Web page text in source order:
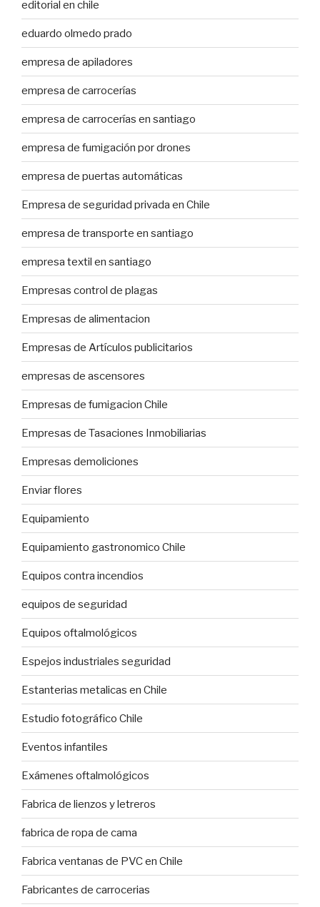
editorial en chile
eduardo olmedo prado
empresa de apiladores
empresa de carrocerías
empresa de carrocerías en santiago
empresa de fumigación por drones
empresa de puertas automáticas
Empresa de seguridad privada en Chile
empresa de transporte en santiago
empresa textil en santiago
Empresas control de plagas
Empresas de alimentacion
Empresas de Artículos publicitarios
empresas de ascensores
Empresas de fumigacion Chile
Empresas de Tasaciones Inmobiliarias
Empresas demoliciones
Enviar flores
Equipamiento
Equipamiento gastronomico Chile
Equipos contra incendios
equipos de seguridad
Equipos oftalmológicos
Espejos industriales seguridad
Estanterias metalicas en Chile
Estudio fotográfico Chile
Eventos infantiles
Exámenes oftalmológicos
Fabrica de lienzos y letreros
fabrica de ropa de cama
Fabrica ventanas de PVC en Chile
Fabricantes de carrocerias